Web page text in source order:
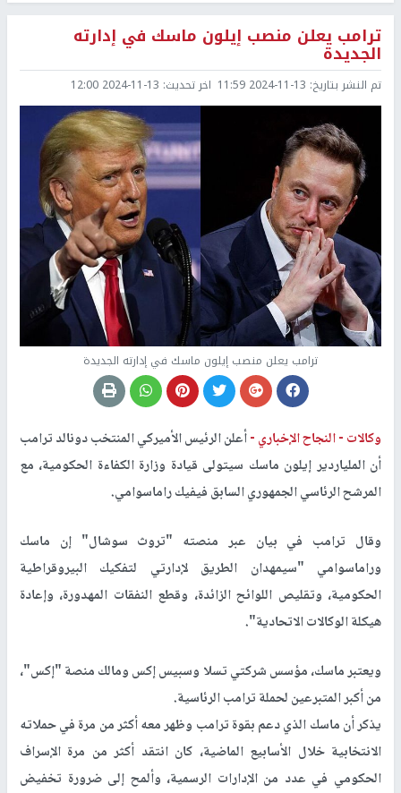
ترامب يعلن منصب إيلون ماسك في إدارته
الجديدة
تم النشر بتاريخ: 2024-11-13 11:59 اخر تحديث: 2024-11-13 12:00
ترامب يعلن منصب إيلون ماسك في إدارته الجديدة
وكالات -النجاح الإخباري -أعلن الرئيس الأميركي المنتخب دونالد ترامب
أن الملياردير إيلون ماسك سيتولى قيادة وزارة الكفاءة الحكومية، مع
المرشح الرئاسي الجمهوري السابق فيفيك راماسوامي.
وقال ترامب في بيان عبر منصته "تروث سوشال" إن ماسك
وراماسوامي "سيمهدان الطريق لإدارتي لتفكيك البيروقراطية
الحكومية، وتقليص اللوائح الزائدة، وقطع النفقات المهدورة، وإعادة
هيكلة الوكالات الاتحادية".
ويعتبر ماسك، مؤسس شركتي تسلا وسبيس إكس ومالك منصة "إكس"،
من أكبر المتبرعين لحملة ترامب الرئاسية.
يذكر أن ماسك الذي دعم بقوة ترامب وظهر معه أكثر من مرة في حملاته
الانتخابية خلال الأسابيع الماضية، كان انتقد أكثر من مرة الإسراف
الحكومي في عدد من الإدارات الرسمية، وألمح إلى ضرورة تخفيض